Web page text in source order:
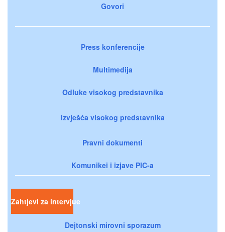
Govori
Press konferencije
Multimedija
Odluke visokog predstavnika
Izvješća visokog predstavnika
Pravni dokumenti
Komunikei i izjave PIC-a
Zahtjevi za intervjue
Dejtonski mirovni sporazum